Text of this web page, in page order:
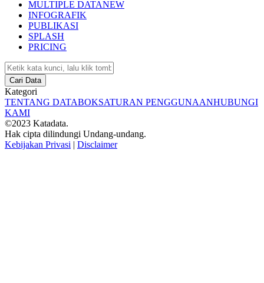
MULTIPLE DATANEW
INFOGRAFIK
PUBLIKASI
SPLASH
PRICING
Cari Data
Kategori
TENTANG DATABOKSATURAN PENGGUNAANHUBUNGI
KAMI
©2023 Katadata.
Hak cipta dilindungi Undang-undang.
Kebijakan Privasi | Disclaimer